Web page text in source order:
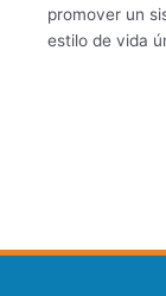
promover un
estilo de vida